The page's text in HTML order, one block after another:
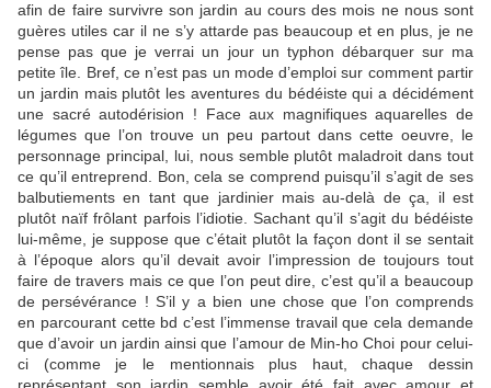
afin de faire survivre son jardin au cours des mois ne nous sont
guères utiles car il ne s’y attarde pas beaucoup et en plus, je ne
pense pas que je verrai un jour un typhon débarquer sur ma
petite île. Bref, ce n’est pas un mode d’emploi sur comment partir
un jardin mais plutôt les aventures du bédéiste qui a décidément
une sacré autodérision ! Face aux magnifiques aquarelles de
légumes que l’on trouve un peu partout dans cette oeuvre, le
personnage principal, lui, nous semble plutôt maladroit dans tout
ce qu’il entreprend. Bon, cela se comprend puisqu’il s’agit de ses
balbutiements en tant que jardinier mais au-delà de ça, il est
plutôt naïf frôlant parfois l’idiotie. Sachant qu’il s’agit du bédéiste
lui-même, je suppose que c’était plutôt la façon dont il se sentait
à l’époque alors qu’il devait avoir l’impression de toujours tout
faire de travers mais ce que l’on peut dire, c’est qu’il a beaucoup
de persévérance ! S’il y a bien une chose que l’on comprends
en parcourant cette bd c’est l’immense travail que cela demande
que d’avoir un jardin ainsi que l’amour de Min-ho Choi pour celui-
ci (comme je le mentionnais plus haut, chaque dessin